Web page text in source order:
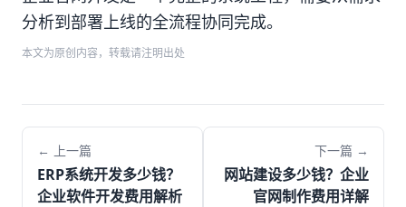
分析到部署上线的全流程协同完成。
本文为原创内容，转载请注明出处
← 上一篇
ERP系统开发多少钱？
企业软件开发费用解析
下一篇 →
网站建设多少钱？企业
官网制作费用详解